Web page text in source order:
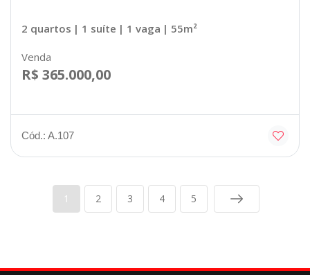
2 quartos | 1 suíte | 1 vaga | 55m²
Venda
R$ 365.000,00
Cód.: A.107
1 2 3 4 5